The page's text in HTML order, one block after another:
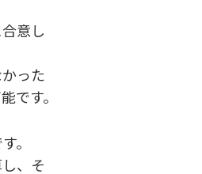
意し
った
です。
。
、そ